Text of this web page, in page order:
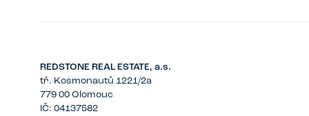
REDSTONE REAL ESTATE, a.s.
tř. Kosmonautů 1221/2a
779 00 Olomouc
IČ: 04137582